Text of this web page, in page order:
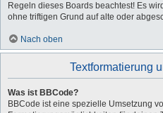
Regeln dieses Boards beachtest! Es
ohne triftigen Grund auf alte oder
Nach oben
Textformatierung
Was ist BBCode?
BBCode ist eine spezielle Umsetzung